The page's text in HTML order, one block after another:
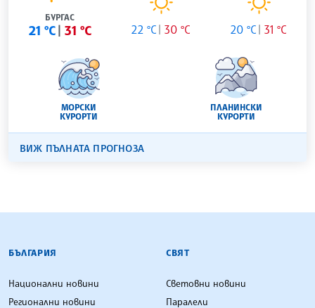
БУРГАС
21 °C 31 °C 22 °C 30 °C 20 °C 31 °C
МОРСКИ
КУРОРТИ
ПЛАНИНСКИ
КУРОРТИ
ВИЖ ПЪЛНАТА ПРОГНОЗА
БЪЛГАРСКА ТЕЛЕГРАФНА АГЕНЦИЯ
БЪЛГАРИЯ
Национални новини
Регионални новини
СВЯТ
Световни новини
Паралели